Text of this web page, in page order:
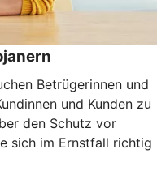
Betrügerinnen und
und Kunden zu
den Schutz vor
sich im Ernstfall richtig